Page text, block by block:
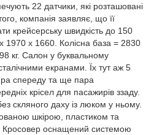
22 датчики, які розташовані
компанія заявляє, що її
крейсерську швидкість до 150
х 1660. Колісна база = 2830
кг. Салон у буквальному
екранами. Їх тут аж 5
спереду та ще пара
крісел для пасажирів ззаду.
скляного даху із люком у ньому.
шкірою, пластиком та
оснащений системою